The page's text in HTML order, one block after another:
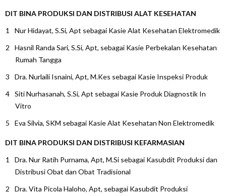
DIT BINA PRODUKSI DAN DISTRIBUSI ALAT KESEHATAN
Nur Hidayat, S.Si, Apt sebagai Kasie Alat Kesehatan Elektromedik
Hasnil Randa Sari, S.Si, Apt, sebagai Kasie Perbekalan Kesehatan
Rumah Tangga
Dra. Nurlaili Isnaini, Apt, M.Kes sebagai Kasie Inspeksi Produk
Siti Nurhasanah, S.Si, Apt sebagai Kasie Produk Diagnostik In
Vitro
Eva Silvia, SKM sebagai Kasie Alat Kesehatan Non Elektromedik
DIT BINA PRODUKSI DAN DISTRIBUSI KEFARMASIAN
Dra. Nur Ratih Purnama, Apt, M.Si sebagai Kasubdit Produksi dan
Distribusi Obat dan Obat Tradisional
Dra. Vita Picola Haloho, Apt, sebagai Kasubdit Produksi